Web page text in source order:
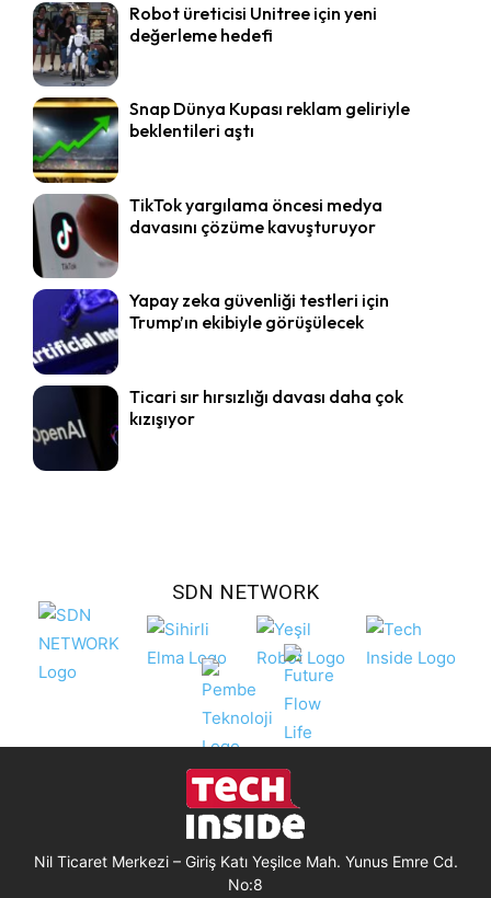
Robot üreticisi Unitree için yeni
değerleme hedefi
Snap Dünya Kupası reklam geliriyle
beklentileri aştı
TikTok yargılama öncesi medya
davasını çözüme kavuşturuyor
Yapay zeka güvenliği testleri için
Trump’ın ekibiyle görüşülecek
Ticari sır hırsızlığı davası daha çok
kızışıyor
SDN NETWORK
Nil Ticaret Merkezi – Giriş Katı Yeşilce Mah. Yunus Emre Cd.
No:8